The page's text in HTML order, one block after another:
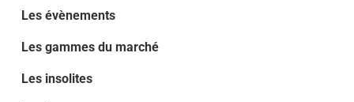
Les évènements
Les gammes du marché
Les insolites